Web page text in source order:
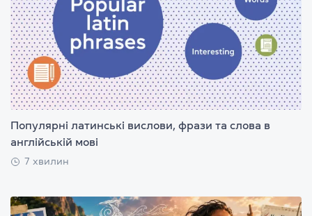
Популярні латинські вислови, фрази та слова в
англійській мові
7 хвилин